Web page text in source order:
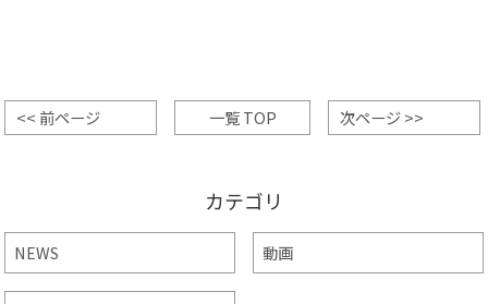
<< 前ページ 一覧 TOP 次ページ >>
カテゴリ
NEWS 動画